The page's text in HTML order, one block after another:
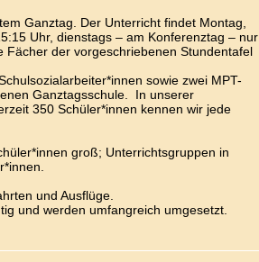
Ganztag. Der Unterricht findet Montag,
Uhr, dienstags – am Konferenztag – nur
Fächer der vorgeschriebenen Stundentafel
sowie zwei MPT-
Ganztagsschule. In unserer
350 Schüler*innen kennen wir jede
groß; Unterrichts gruppen in
und Ausflüge.
und werden umfangreich umgesetzt.